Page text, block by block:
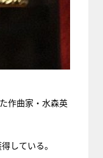
作曲家・水森英
している。